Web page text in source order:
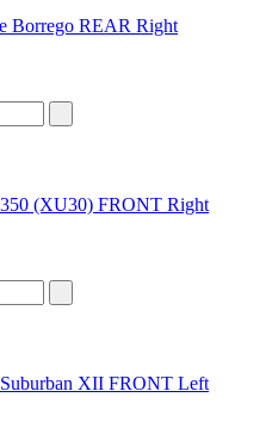
Borrego REAR Right
(XU30) FRONT Right
XII FRONT Left